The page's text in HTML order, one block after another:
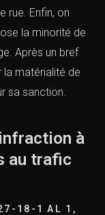
rue. Enfin, on
la minorité de
Après un bref
matérialité de
sa sanction.
à
au trafic
18-1 AL 1 ,